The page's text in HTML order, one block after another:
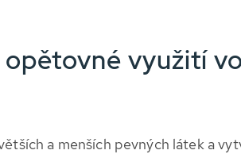
opětovné využití
a menších pevných látek a